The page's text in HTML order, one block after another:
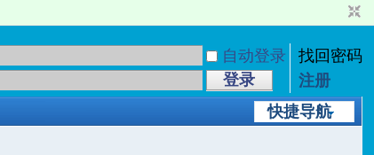
自动登录
找回密码
登录
注册
快捷导航